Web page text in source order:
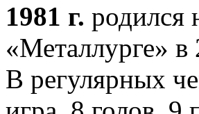
1981 г.
«Металлурге» в
В регулярных